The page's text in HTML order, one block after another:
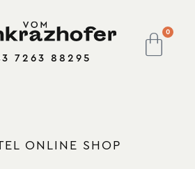
7263 88295
0
ONLINE SHOP